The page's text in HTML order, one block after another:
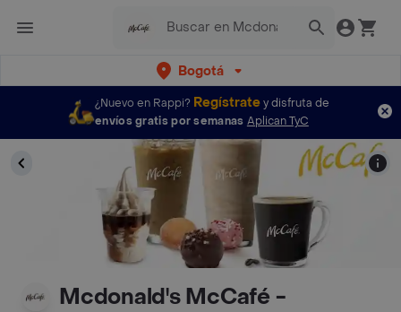
Bogotá
¿Nuevo en Rappi? Regístratey disfruta de
envíos gratis por semanas Aplican TyC
Mcdonald's McCafé -